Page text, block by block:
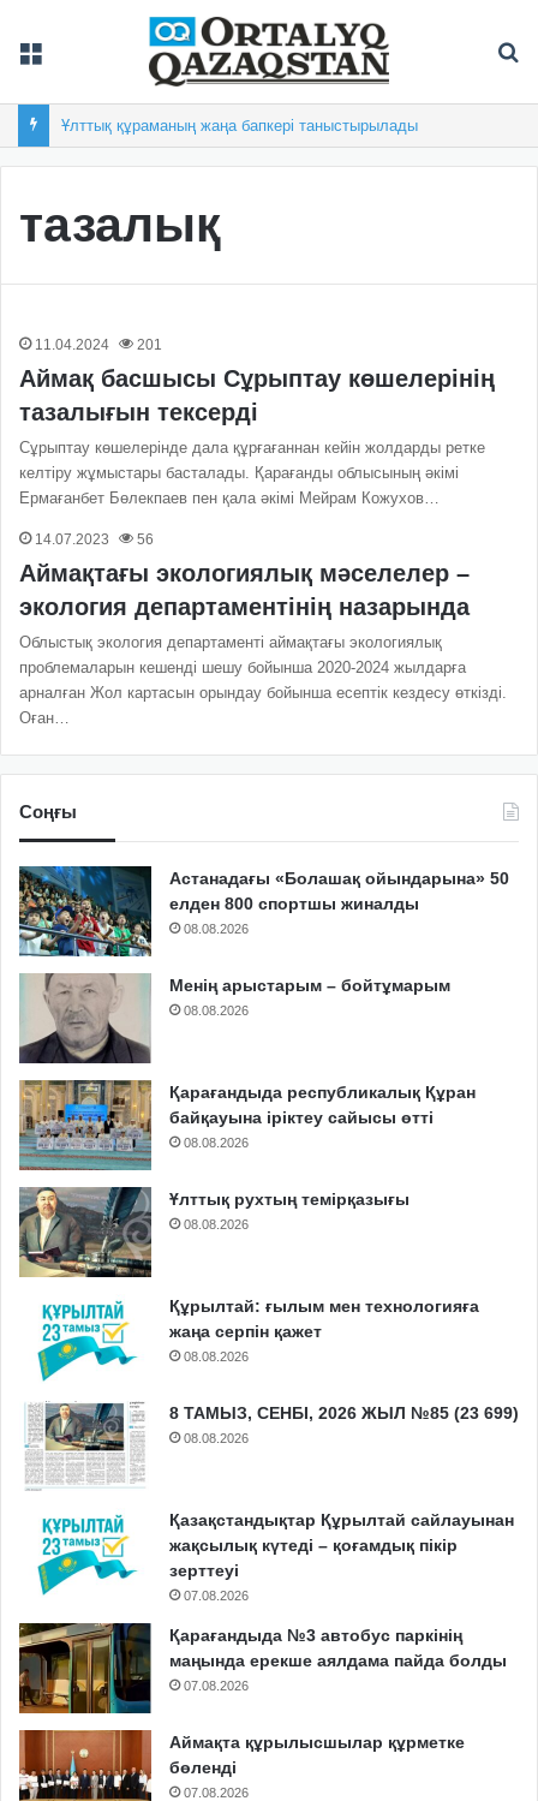
Ұлттық құраманың жаңа бапкері таныстырылады
тазалық
11.04.2024 201
Аймақ басшысы Сұрыптау көшелерінің
тазалығын тексерді
Сұрыптау көшелерінде дала құрғағаннан кейін жолдарды ретке
келтіру жұмыстары басталады. Қарағанды облысының әкімі
Ермағанбет Бөлекпаев пен қала әкімі Мейрам Кожухов…
14.07.2023 56
Аймақтағы экологиялық мәселелер –
экология департаментінің назарында
Облыстық экология департаменті аймақтағы экологиялық
проблемаларын кешенді шешу бойынша 2020-2024 жылдарға
арналған Жол картасын орындау бойынша есептік кездесу өткізді.
Оған…
Соңғы
Астанадағы «Болашақ ойындарына» 50
елден 800 спортшы жиналды
08.08.2026
Менің арыстарым – бойтұмарым
08.08.2026
Қарағандыда республикалық Құран
байқауына іріктеу сайысы өтті
08.08.2026
Ұлттық рухтың темірқазығы
08.08.2026
Құрылтай: ғылым мен технологияға
жаңа серпін қажет
08.08.2026
8 ТАМЫЗ, СЕНБІ, 2026 ЖЫЛ №85 (23 699)
08.08.2026
Қазақстандықтар Құрылтай сайлауынан
жақсылық күтеді – қоғамдық пікір
зерттеуі
07.08.2026
Қарағандыда №3 автобус паркінің
маңында ерекше аялдама пайда болды
07.08.2026
Аймақта құрылысшылар құрметке
бөленді
07.08.2026